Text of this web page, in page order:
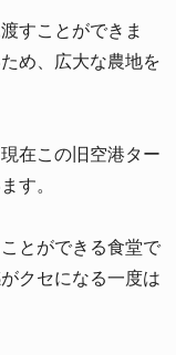
すことができま
め、広大な農地を
在この旧空港ター
す。
とができる食堂で
クセになる一度は